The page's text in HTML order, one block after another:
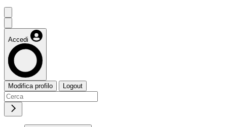
Accedi
Modifica profilo Logout